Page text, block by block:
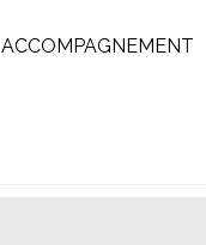
ACCOMPAGNEMENT